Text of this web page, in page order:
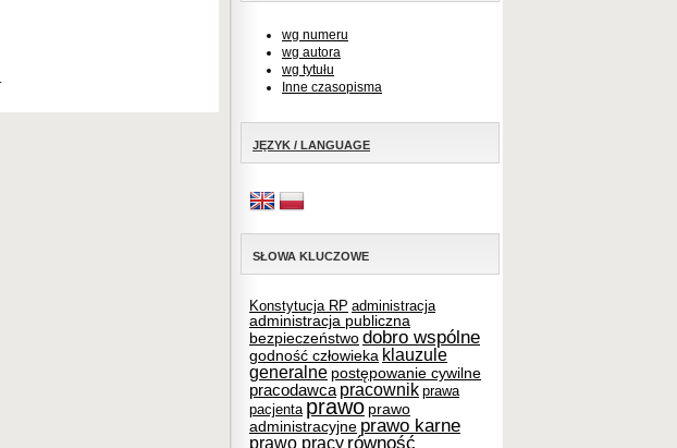
wg numeru
wg autora
wg tytułu
Inne czasopisma
JĘZYK / LANGUAGE
SŁOWA KLUCZOWE
Konstytucja RP administracja
administracja publiczna
bezpieczeństwo dobro wspólne
godność człowieka klauzule
generalne postępowanie cywilne
pracodawca pracownik prawa
pacjenta prawo prawo
administracyjne prawo karne
prawo pracy równość